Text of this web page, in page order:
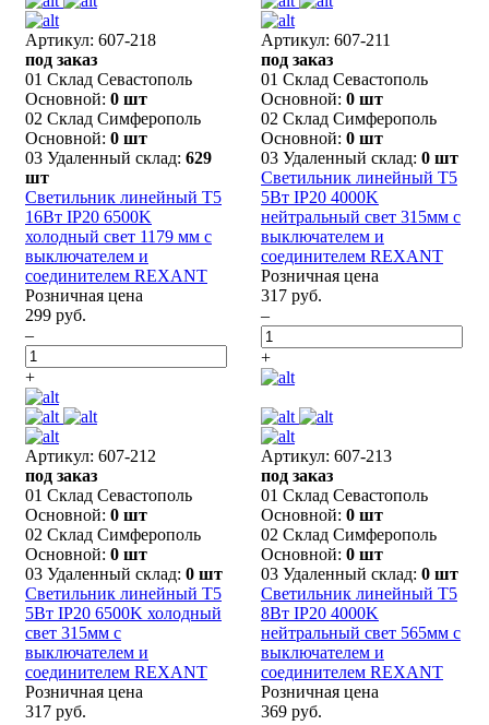
Артикул: 607-218
под заказ
01 Склад Севастополь
Основной: 0 шт
02 Склад Симферополь
Основной: 0 шт
03 Удаленный склад: 629
шт
Светильник линейный T5
16Вт IP20 6500K
холодный свет 1179 мм с
выключателем и
соединителем REXANT
Розничная цена
299 руб.
–
+
Артикул: 607-211
под заказ
01 Склад Севастополь
Основной: 0 шт
02 Склад Симферополь
Основной: 0 шт
03 Удаленный склад: 0 шт
Светильник линейный T5
5Вт IP20 4000K
нейтральный свет 315мм с
выключателем и
соединителем REXANT
Розничная цена
317 руб.
–
+
Артикул: 607-212
под заказ
01 Склад Севастополь
Основной: 0 шт
02 Склад Симферополь
Основной: 0 шт
03 Удаленный склад: 0 шт
Светильник линейный T5
5Вт IP20 6500K холодный
свет 315мм с
выключателем и
соединителем REXANT
Розничная цена
317 руб.
Артикул: 607-213
под заказ
01 Склад Севастополь
Основной: 0 шт
02 Склад Симферополь
Основной: 0 шт
03 Удаленный склад: 0 шт
Светильник линейный T5
8Вт IP20 4000K
нейтральный свет 565мм с
выключателем и
соединителем REXANT
Розничная цена
369 руб.